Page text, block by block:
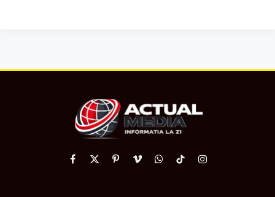
Facebook
X
PinterestVimeoWhatsApp
TikTokInstagram